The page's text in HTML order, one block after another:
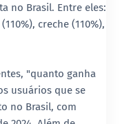
no Brasil. Entre eles:
creche (110%),
"quanto ganha
usuários que se
no Brasil, com